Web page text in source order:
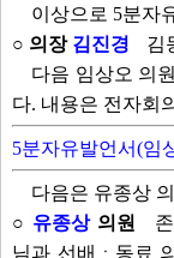
이상으로 5분자
○ 의장 김진경
김
다음 임상오 의
다. 내용은 전자회
5분자유발언서(임
다음은 유종상
○ 유종상의원
님과 선배ㆍ동료